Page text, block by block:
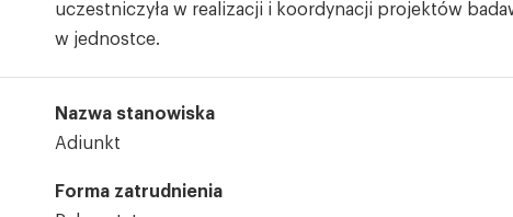
uczestniczyła w realizacji i koordynacji projektów
w jednostce.
Nazwa stanowiska
Adiunkt
Forma zatrudnienia